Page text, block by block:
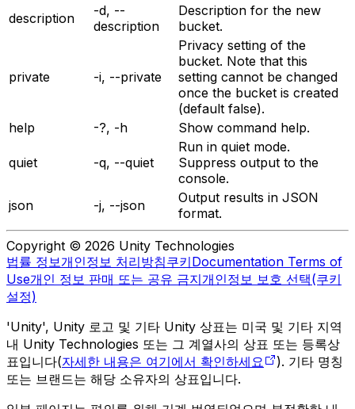
description
-d, --
description
Description for the new
bucket.
private -i, --private
Privacy setting of the
bucket. Note that this
setting cannot be changed
once the bucket is created
(default false).
help
-?, -h Show command help.
quiet -q, --quiet
Run in quiet mode.
Suppress output to the
console.
json
-j, --json
Output results in JSON
format.
Copyright © 2026 Unity Technologies
법률 정보개인정보 처리방침쿠키Documentation Terms of
Use개인 정보 판매 또는 공유 금지개인정보 보호 선택(쿠키
설정)
'Unity', Unity 로고 및 기타 Unity 상표는 미국 및 기타 지역
내 Unity Technologies 또는 그 계열사의 상표 또는 등록상
표입니다(자세한 내용은 여기에서 확인하세요
). 기타 명칭
또는 브랜드는 해당 소유자의 상표입니다.